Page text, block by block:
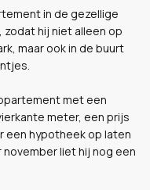
in de gezellige
hij niet alleen op
maar ook in de buurt
met een
meter, een prijs
een hypotheek op laten
november liet hij nog een